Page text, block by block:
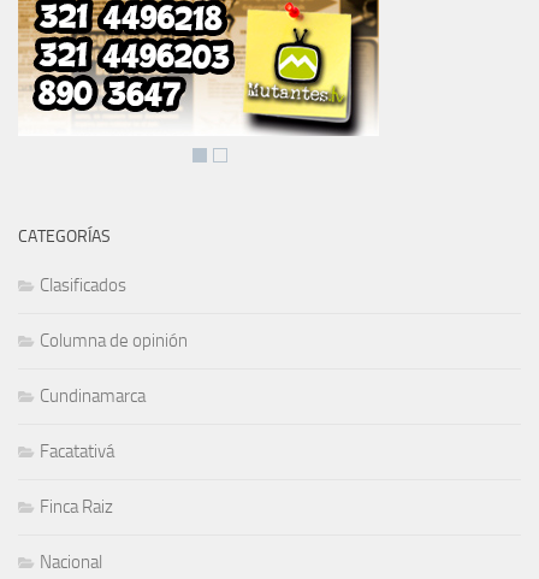
CATEGORÍAS
Clasificados
Columna de opinión
Cundinamarca
Facatativá
Finca Raiz
Nacional